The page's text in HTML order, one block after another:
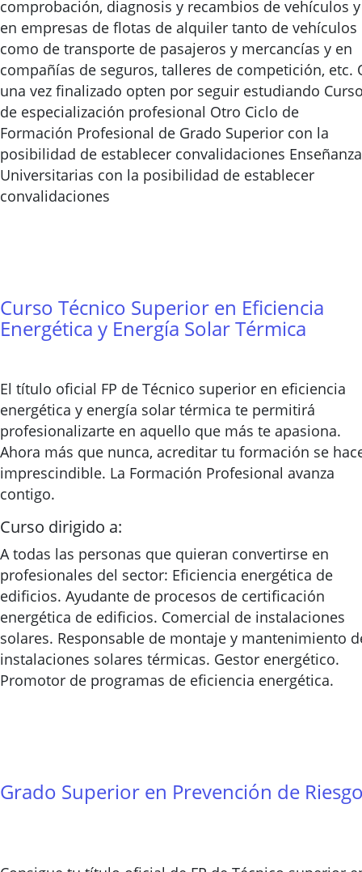
comprobación, diagnosis y recambios de vehículos y
en empresas de flotas de alquiler tanto de vehículos
como de transporte de pasajeros y mercancías y en
compañías de seguros, talleres de competición, etc.
una vez finalizado opten por seguir estudiando
de especialización profesional Otro Ciclo de
Formación Profesional de Grado Superior con la
posibilidad de establecer convalidaciones
Universitarias con la posibilidad de establecer
convalidaciones
Curso Técnico Superior en Eficiencia
Energética y Energía Solar Térmica
El título oficial FP de Técnico superior en eficiencia
energética y energía solar térmica te permitirá
profesionalizarte en aquello que más te apasiona.
Ahora más que nunca, acreditar tu formación se
imprescindible. La Formación Profesional avanza
contigo.
Curso dirigido a:
A todas las personas que quieran convertirse en
profesionales del sector: Eficiencia energética de
edificios. Ayudante de procesos de certificación
energética de edificios. Comercial de instalaciones
solares. Responsable de montaje y mantenimiento
instalaciones solares térmicas. Gestor energético.
Promotor de programas de eficiencia energética.
Grado Superior en Prevención de